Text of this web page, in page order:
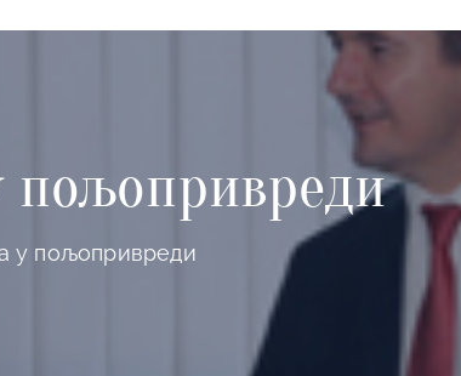
пољопривреди
у пољопривреди